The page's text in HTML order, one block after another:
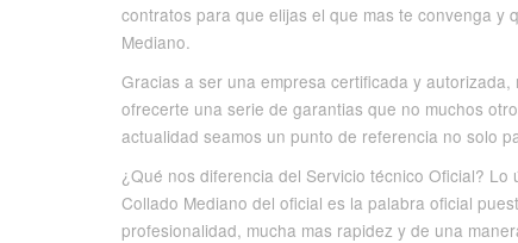
contratos para que elijas el que mas te convenga y
Mediano.
Gracias a ser una empresa certificada y
ofrecerte una serie de garantias que no muchos
actualidad seamos un punto de referencia no solo
¿Qué nos diferencia del Servicio técnico Oficial?
Collado Mediano del oficial es la palabra oficial
profesionalidad, mucha mas rapidez y de una